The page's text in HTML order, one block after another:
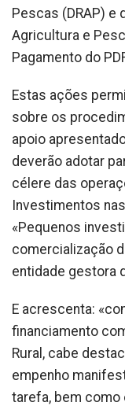
Pescas (DRAP) e
Agricultura e
Pagamento do
Estas ações
sobre os
apoio
deverão adotar
célere das
Investimentos
«Pequenos
comercialização
entidade gestora
E acrescenta:
financiamento
Rural, cabe
empenho
tarefa, bem como